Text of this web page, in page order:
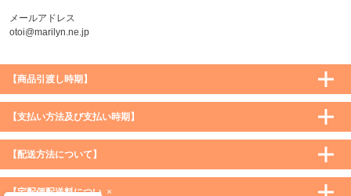
×
メールアドレス
otoi@marilyn.ne.jp
【商品引渡し時期】
【支払い方法及び支払い時期】
【配送方法について】
【宅配便配送料について】